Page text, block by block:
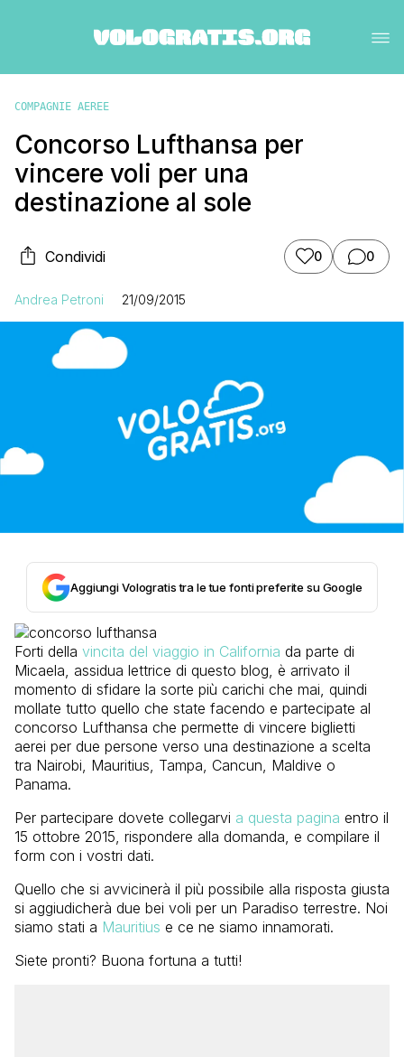
COMPAGNIE AEREE
Concorso Lufthansa per
vincere voli per una
destinazione al sole
Condividi 0 0
Andrea Petroni 21/09/2015
Aggiungi Vologratis tra le tue fonti preferite su Google
Forti della vincita del viaggio in California da parte di
Micaela, assidua lettrice di questo blog, è arrivato il
momento di sfidare la sorte più carichi che mai, quindi
mollate tutto quello che state facendo e partecipate al
concorso Lufthansa che permette di vincere biglietti
aerei per due persone verso una destinazione a scelta
tra Nairobi, Mauritius, Tampa, Cancun, Maldive o
Panama.
Per partecipare dovete collegarvi a questa pagina entro il
15 ottobre 2015, rispondere alla domanda, e compilare il
form con i vostri dati.
Quello che si avvicinerà il più possibile alla risposta giusta
si aggiudicherà due bei voli per un Paradiso terrestre. Noi
siamo stati a Mauritius e ce ne siamo innamorati.
Siete pronti? Buona fortuna a tutti!